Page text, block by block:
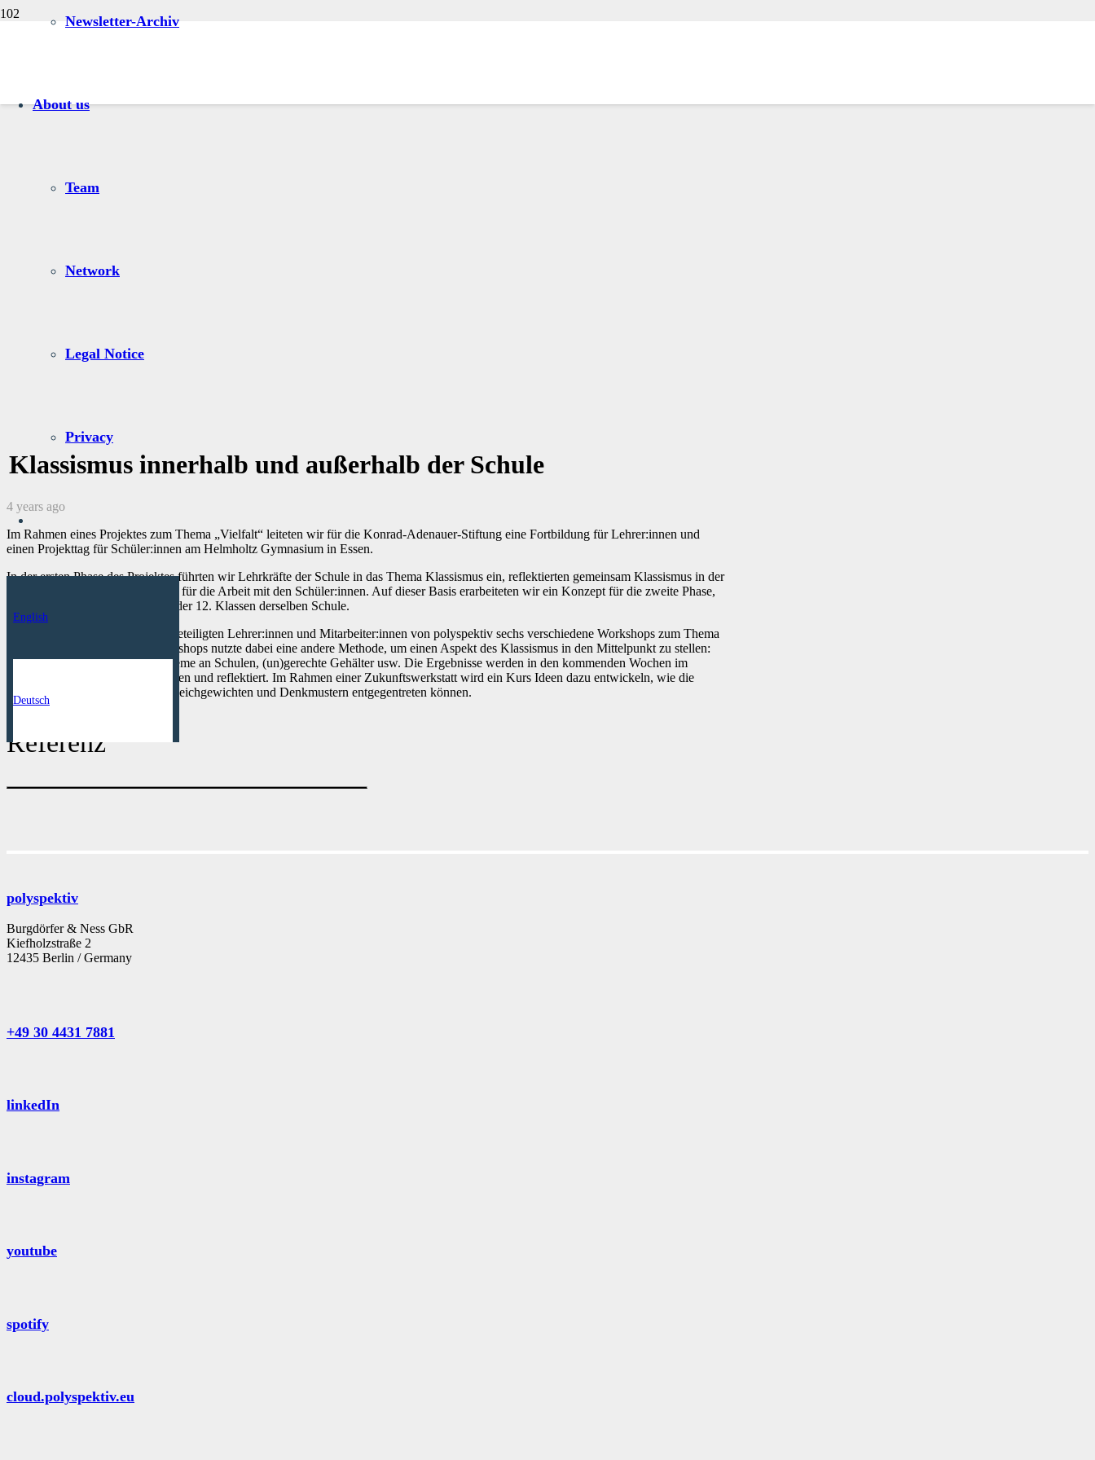
Newsletter-Archiv
About us
Team
Network
Legal Notice
Privacy
English
Deutsch
Klassismus innerhalb und außerhalb der Schule
4 years ago
Im Rahmen eines Projektes zum Thema „Vielfalt“ leiteten wir für die Konrad-Adenauer-Stiftung eine Fortbildung für Lehrer:innen und
einen Projekttag für Schüler:innen am Helmholtz Gymnasium in Essen.
In der ersten Phase des Projektes führten wir Lehrkräfte der Schule in das Thema Klassismus ein, reflektierten gemeinsam Klassismus in der
Bildung und erprobten Methoden für die Arbeit mit den Schüler:innen. Auf dieser Basis erarbeiteten wir ein Konzept für die zweite Phase,
den Projekttag für Schüler:innen der 12. Klassen derselben Schule.
An diesem Projekttag boten die beteiligten Lehrer:innen und Mitarbeiter:innen von polyspektiv sechs verschiedene Workshops zum Thema
Klassismus an. Jeder dieser Workshops nutzte dabei eine andere Methode, um einen Aspekt des Klassismus in den Mittelpunkt zu stellen:
Diskriminierende Sprache, Probleme an Schulen, (un)gerechte Gehälter usw. Die Ergebnisse werden in den kommenden Wochen im
Unterricht noch einmal aufgegriffen und reflektiert. Im Rahmen einer Zukunftswerkstatt wird ein Kurs Ideen dazu entwickeln, wie die
Schüler:innen klassistischen Ungleichgewichten und Denkmustern entgegentreten können.
Referenz
polyspektiv
Burgdörfer & Ness GbR
Kiefholzstraße 2
12435 Berlin / Germany
+49 30 4431 7881
linkedIn
instagram
youtube
spotify
cloud.polyspektiv.eu